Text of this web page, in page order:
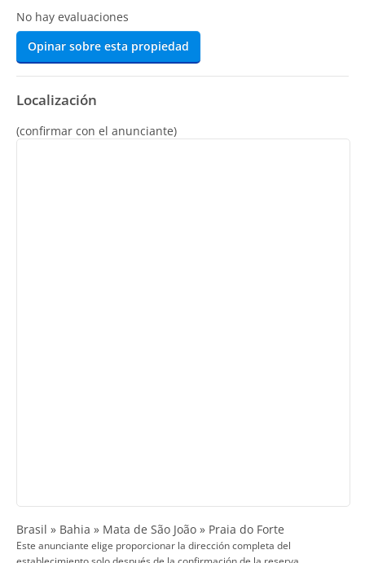
No hay evaluaciones
Opinar sobre esta propiedad
Localización
(confirmar con el anunciante)
Brasil » Bahia » Mata de São João » Praia do Forte
Este anunciante elige proporcionar la dirección completa del
establecimiento solo después de la confirmación de la reserva.